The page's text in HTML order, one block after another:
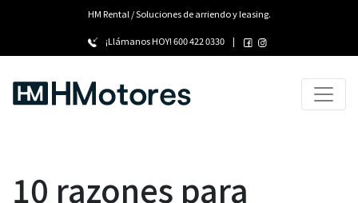
HM Rental / Soluciones de arriendo y leasing.
¡Llámanos HOY!600 422 0330 |
10 razones para